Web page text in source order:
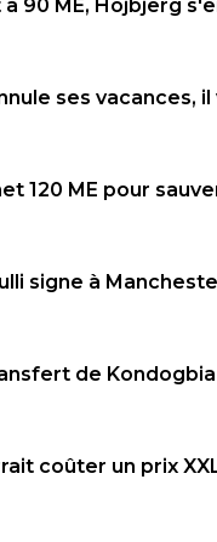
90 ME, Hojbjerg
ses vacances,
120 ME pour
signe à
de Kondogbia
coûter un prix